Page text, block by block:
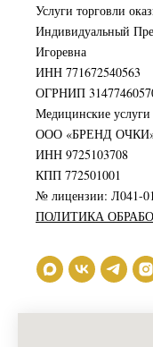
Услуги торговли
Индивидуальный
Игоревна
ИНН 771672540563
ОГРНИП
Медицинские услуги
ООО «БРЕНД
ИНН 9725103708
КПП 772501001
№ лицензии: Л041-
ПОЛИТИКА